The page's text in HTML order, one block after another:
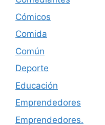
Cómicos
Comida
Común
Deporte
Educación
Emprendedores
Emprendedores.